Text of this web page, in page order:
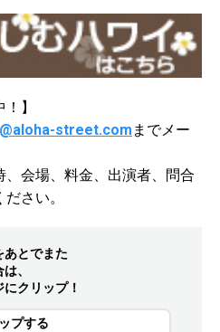
】
street.com までメー
、会場、料金、出演者、問合
さい。
あとでまた
、
クリップ！
プする